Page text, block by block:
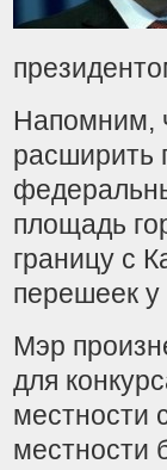
Напомним,
расширить
площадь
границу с
перешеек
Мэр
для
местности
местности